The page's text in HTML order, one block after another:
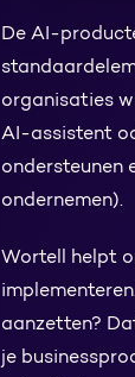
De AI-
organisaties
AI-assistent
ondersteunen
ondernemen).
Wortell helpt
aanzetten?
je